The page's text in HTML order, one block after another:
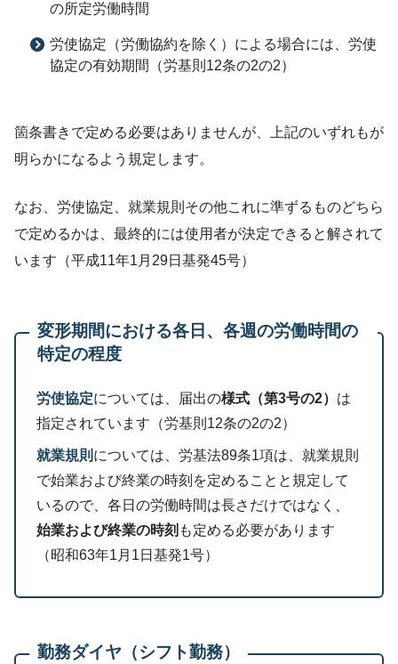
の所定労働時間
労使協定（労働協約を除く）による場合には、労使
協定の有効期間（労基則12条の2の2）
箇条書きで定める必要はありませんが、上記のいずれもが
明らかになるよう規定します。
なお、労使協定、就業規則その他これに準ずるものどちら
で定めるかは、最終的には使用者が決定できると解されて
います（平成11年1月29日基発45号）
変形期間における各日、各週の労働時間の
特定の程度
労使協定については、届出の様式（第3号の2） は
指定されています（労基則12条の2の2）
就業規則 については、労基法89条1項は、就業規則
で始業および終業の時刻を定めることと規定して
いるので、各日の労働時間は長さだけではなく、
始業および終業の時刻 も定める必要があります
（昭和63年1月1日基発1号）
勤務ダイヤ（シフト勤務）